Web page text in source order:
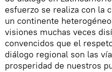
esfuerzo se realiza con la
un continente
visiones muchas veces
convencidos que el
diálogo regional son las
prosperidad de nuestros